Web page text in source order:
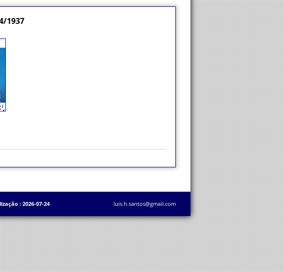
1937
: 2026-07-24 luis.h.santos@gmail.com